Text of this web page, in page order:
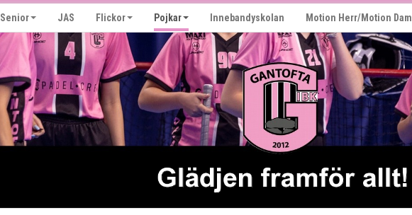
Senior JAS Flickor Pojkar Innebandyskolan Motion Herr/Motion Dam